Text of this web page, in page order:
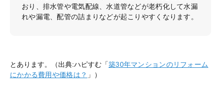
おり、排水管や電気配線、水道管などが老朽化して水漏
れや漏電、配管の詰まりなどが起こりやすくなります。
とあります。（出典:ハピすむ「築30年マンションのリフォーム
にかかる費用や価格は？ 」）